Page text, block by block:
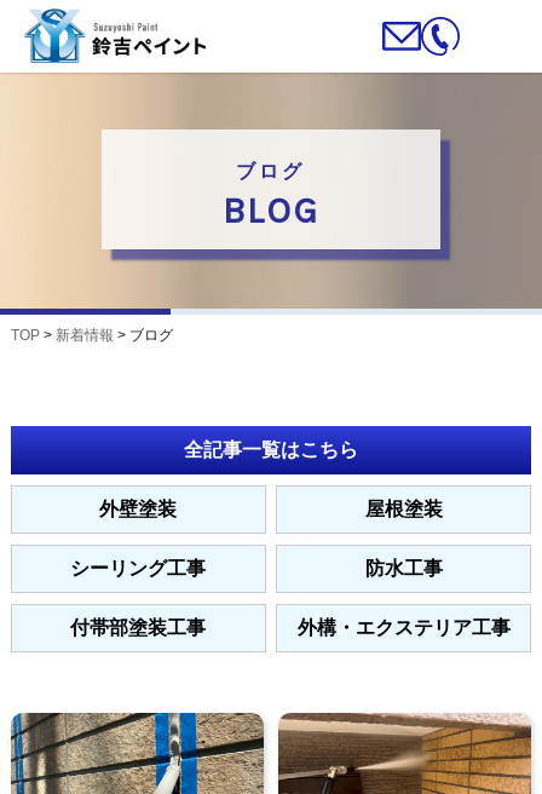
ブログ
BLOG
TOP> 新着情報 > ブログ
全記事一覧はこちら
外壁塗装 屋根塗装
シーリング工事 防水工事
付帯部塗装工事 外構・エクステリア工事